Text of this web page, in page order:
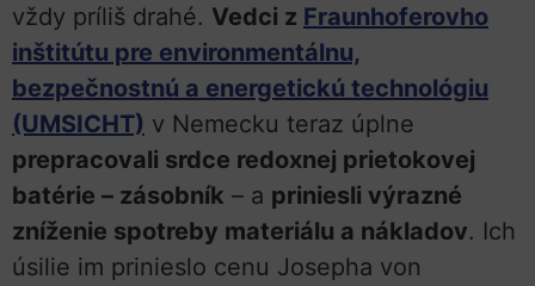
vždy príliš drahé. Vedci z Fraunhoferovho
inštitútu pre environmentálnu,
bezpečnostnú a energetickú technológiu
(UMSICHT) v Nemecku teraz úplne
prepracovali srdce redoxnej prietokovej
batérie – zásobník – a priniesli výrazné
zníženie spotreby materiálu a nákladov. Ich
úsilie im prinieslo cenu Josepha von